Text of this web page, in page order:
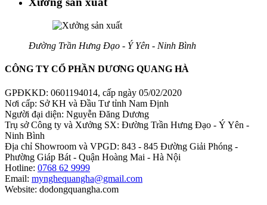
Đường Trần Hưng Đạo - Ý Yên - Ninh Bình
CÔNG TY CỔ PHẦN DƯƠNG QUANG HÀ
GPĐKKD: 0601194014, cấp ngày 05/02/2020
Nơi cấp: Sở KH và Đầu Tư tỉnh Nam Định
Người đại diện: Nguyễn Đăng Dương
Trụ sở Công ty và Xưởng SX: Đường Trần Hưng Đạo - Ý Yên -
Ninh Bình
Địa chỉ Showroom và VPGD: 843 - 845 Đường Giải Phóng -
Phường Giáp Bát - Quận Hoàng Mai - Hà Nội
Hotline: 0768 62 9999
Email: mynghequangha@gmail.com
Website: dodongquangha.com